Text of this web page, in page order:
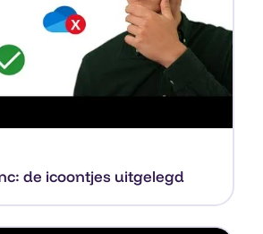
de icoontjes uitgelegd